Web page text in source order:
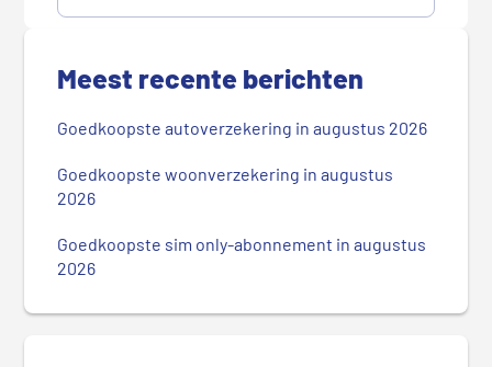
d
Meest recente berichten
Goedkoopste autoverzekering in augustus 2026
Goedkoopste woonverzekering in augustus
2026
Goedkoopste sim only-abonnement in augustus
2026